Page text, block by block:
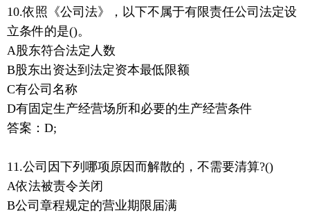
10.依照《公司法》，以下不属于有限责任公司法定设
立条件的是()。
A股东符合法定人数
B股东出资达到法定资本最低限额
C有公司名称
D有固定生产经营场所和必要的生产经营条件
答案：D;
11.公司因下列哪项原因而解散的，不需要清算?()
A依法被责令关闭
B公司章程规定的营业期限届满